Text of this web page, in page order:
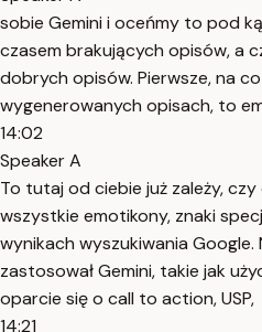
sobie Gemini i oceńmy to pod
czasem brakujących opisów, a
dobrych opisów. Pierwsze, na
wygenerowanych opisach, to
14:02
Speaker A
To tutaj od ciebie już zależy,
wszystkie emotikony, znaki
wynikach wyszukiwania
zastosował Gemini, takie jak
oparcie się o call to action, USP,
14:21